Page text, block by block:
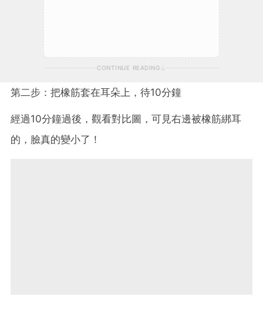
CONTINUE READING
第二步：把橡筋套在耳朵上，待10分鐘
經過10分鐘過後，觀看對比圖，可見右邊被橡筋綁耳
的，臉真的變小了！